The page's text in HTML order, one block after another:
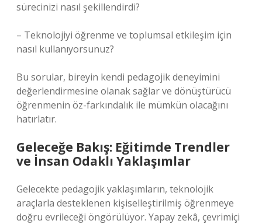
sürecinizi nasıl şekillendirdi?
– Teknolojiyi öğrenme ve toplumsal etkileşim için
nasıl kullanıyorsunuz?
Bu sorular, bireyin kendi pedagojik deneyimini
değerlendirmesine olanak sağlar ve dönüştürücü
öğrenmenin öz-farkındalık ile mümkün olacağını
hatırlatır.
Geleceğe Bakış: Eğitimde Trendler
ve İnsan Odaklı Yaklaşımlar
Gelecekte pedagojik yaklaşımların, teknolojik
araçlarla desteklenen kişiselleştirilmiş öğrenmeye
doğru evrileceği öngörülüyor. Yapay zekâ, çevrimiçi